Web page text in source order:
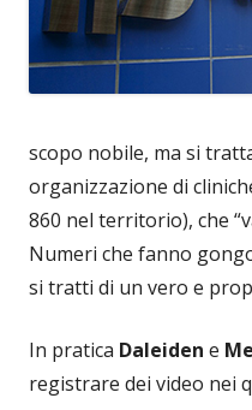
scopo nobile, ma si
organizzazione di
860 nel territorio), che
Numeri che fanno
si tratti di un vero e
In pratica Daleiden e
registrare dei video nei